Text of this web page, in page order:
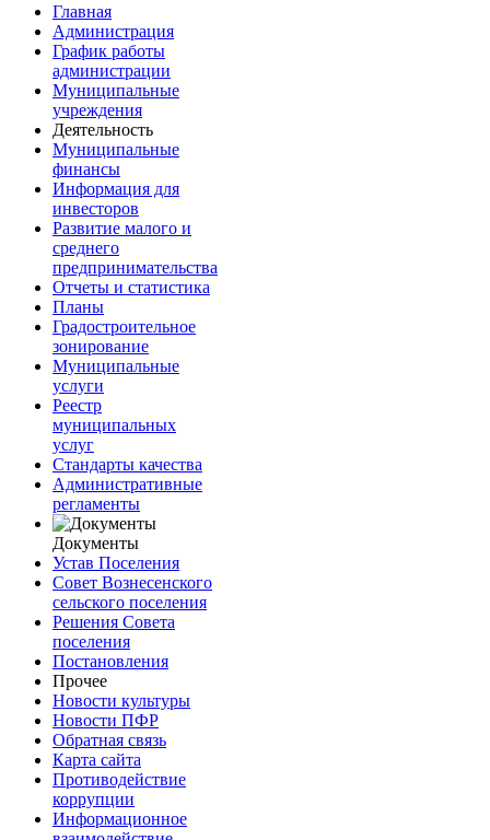
Главная
Администрация
График работы
администрации
Муниципальные
учреждения
Деятельность
Муниципальные
финансы
Информация для
инвесторов
Развитие малого и
среднего
предпринимательства
Отчеты и статистика
Планы
Градостроительное
зонирование
Муниципальные
услуги
Реестр
муниципальных
услуг
Стандарты качества
Административные
регламенты
Документы
Устав Поселения
Совет Вознесенского
сельского поселения
Решения Совета
поселения
Постановления
Прочее
Новости культуры
Новости ПФР
Обратная связь
Карта сайта
Противодействие
коррупции
Информационное